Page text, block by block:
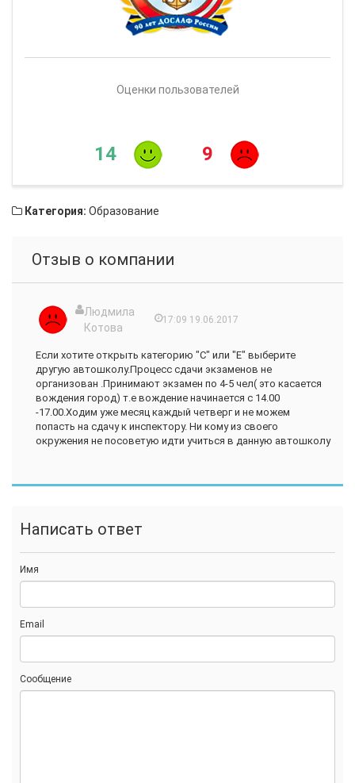
Оценки пользователей
14 9
Категория: Образование
Отзыв о компании
Людмила
Котова
17:09 19.06.2017
Если хотите открыть категорию "С" или "Е" выберите
другую автошколу.Процесс сдачи экзаменов не
организован .Принимают экзамен по 4-5 чел( это касается
вождения город) т.е вождение начинается с 14.00
-17.00.Ходим уже месяц каждый четверг и не можем
попасть на сдачу к инспектору. Ни кому из своего
окружения не посоветую идти учиться в данную автошколу
Написать ответ
Имя
Email
Сообщение